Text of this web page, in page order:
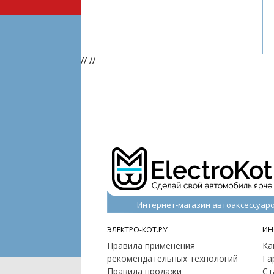
// //
Интернет-магазин
ЭЛЕКТРО-КОТ.РУ
Правила применения
рекомендательных технологий
Правила продажи